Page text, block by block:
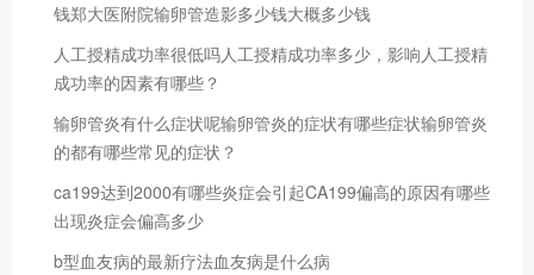
钱郑大医附院输卵管造影多少钱大概多少钱
人工授精成功率很低吗人工授精成功率多少，影响人工授精
成功率的因素有哪些？
输卵管炎有什么症状呢输卵管炎的症状有哪些症状输卵管炎
的都有哪些常见的症状？
ca199达到2000有哪些炎症会引起CA199偏高的原因有哪些
出现炎症会偏高多少
b型血友病的最新疗法血友病是什么病